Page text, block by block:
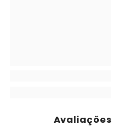
Avaliações